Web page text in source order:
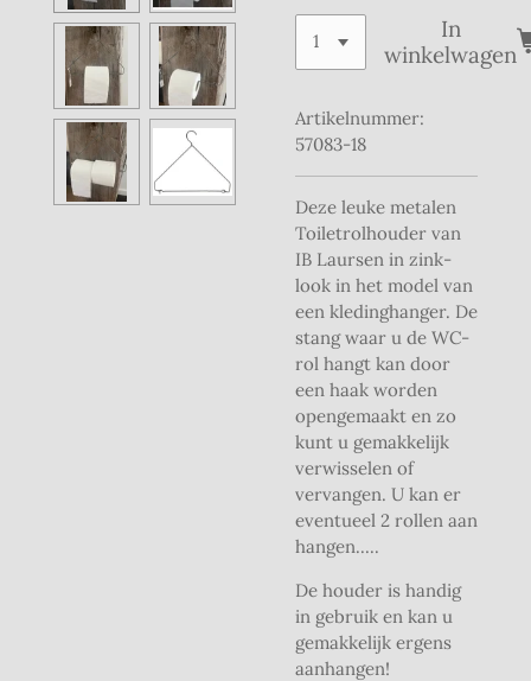
In
winkelwagen
Artikelnummer:
57083-18
Deze leuke metalen
Toiletrolhouder van
IB Laursen in zink-
look in het model van
een kledinghanger. De
stang waar u de WC-
rol hangt kan door
een haak worden
opengemaakt en zo
kunt u gemakkelijk
verwisselen of
vervangen. U kan er
eventueel 2 rollen aan
hangen.....
De houder is handig
in gebruik en kan u
gemakkelijk ergens
aanhangen!